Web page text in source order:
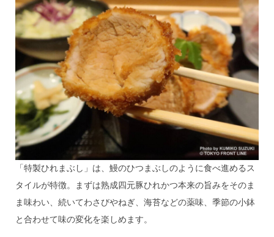
「特製ひれまぶし」は、鰻のひつまぶしのように食べ進めるス
タイルが特徴。まずは熟成四元豚ひれかつ本来の旨みをそのま
ま味わい、続いてわさびやねぎ、海苔などの薬味、季節の小鉢
と合わせて味の変化を楽しめます。